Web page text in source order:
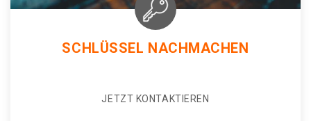
SCHLÜSSEL NACHMACHEN
JETZT KONTAKTIEREN